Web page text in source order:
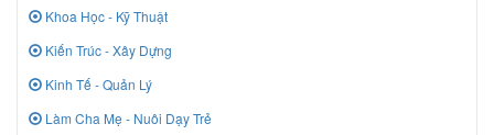
Khoa Học - Kỹ Thuật
Kiến Trúc - Xây Dựng
Kinh Tế - Quản Lý
Làm Cha Mẹ - Nuôi Dạy Trẻ